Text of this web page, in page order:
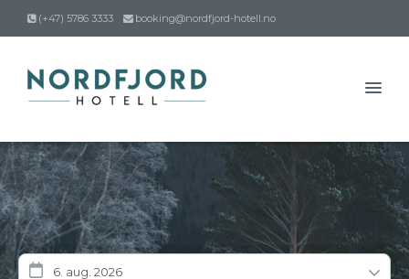
(+47) 5786 3333 booking@nordfjord-hotell.no